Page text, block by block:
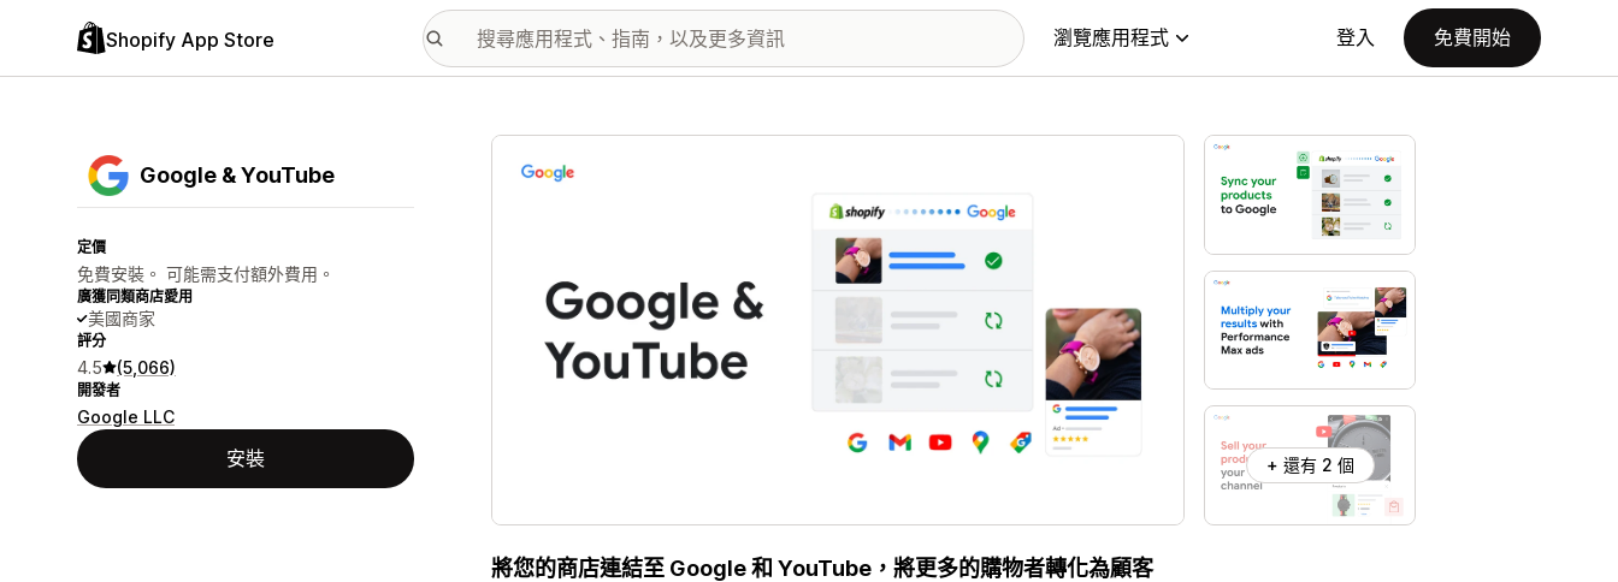
Shopify App Store 瀏覽應用程式 登入 免費開始
Google & YouTube
定價
免費安裝。 可能需支付額外費用。
廣獲同類商店愛用
美國商家
評分
4.5 (5,066)
開發者
Google LLC
安裝
主要圖片圖庫
+ 還有 2 個
將您的商店連結至 Google 和 YouTube，將更多的購物者轉化為顧客